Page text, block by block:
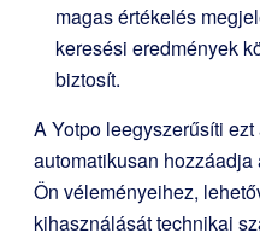
magas értékelés
keresési eredmények
biztosít.
A Yotpo leegyszerűsíti
automatikusan
Ön véleményeihez,
kihasználását technikai